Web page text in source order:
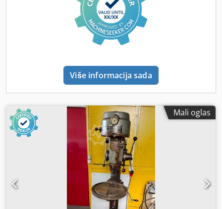
beskonačno promenljiva putem konvertora frekvencije -
Dubinska kočija se hrani beskonačno promenljivom putem
konvertora frekvencije - 2 režima rada: podešavanje i
automatski režim rada Dkjdeikrtqjpfx Ai Ssr - Centralno
podmazivanje - Kontrolni ormarić na zadnjem sedištu
ploču (700 x 650 x 40 mm) uz precizno podešavanje visine
Zahtevi prostora L x W x H 1200 x 700 x 2530 mm Težina
oko 1000 kg. dobro stanje
Više informacija sada
Mali oglas